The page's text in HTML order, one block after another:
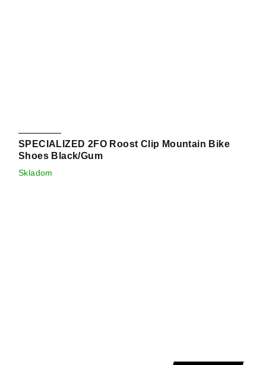
SPECIALIZED 2FO Roost Clip Mountain Bike
Shoes Black/Gum
Skladom